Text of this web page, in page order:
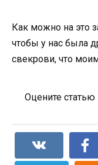
Как можно на это
чтобы у нас была
свекрови, что
Оцените статью